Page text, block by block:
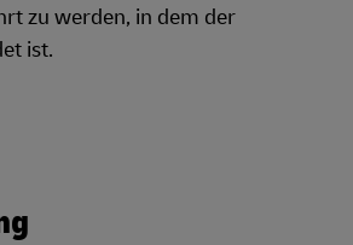
zu werden, in dem der
ist.